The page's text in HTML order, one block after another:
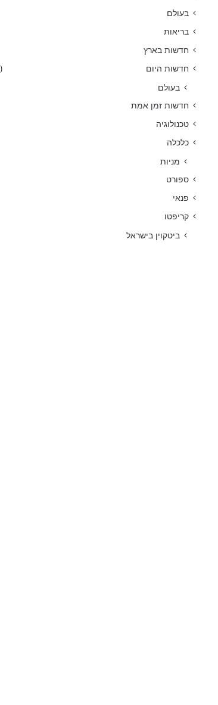
בעולם
בריאות
חדשות בארץ
חדשות היום
(18,899)
בעולם
חדשות זמן אמת
טכנולוגיה
כלכלה
מניות
ספורט
פנאי
קריפטו
ביטקוין בישראל